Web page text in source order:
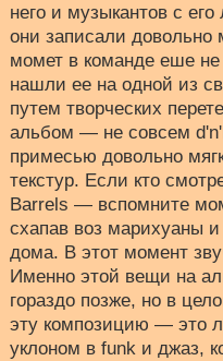
него и музыкантов с
они записали довольно
момет в команде еше
нашли ее на одной из
путем творческих
альбом — не совсем
примесью довольно
текстур. Если кто
Barrels — вспомните
схапав воз марихуаны
дома. В этот момент
Именно этой вещи на
гораздо позже, но в
эту композицию — это
уклоном в funk и джаз,